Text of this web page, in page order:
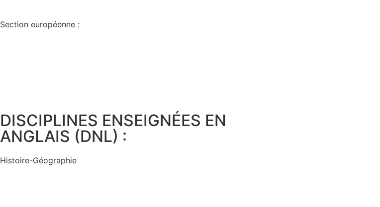
Section européenne :
DISCIPLINES ENSEIGNÉES EN
ANGLAIS (DNL) :
Histoire-Géographie